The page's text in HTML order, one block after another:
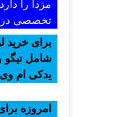
مزدا را
تخصصی در
برای خرید
شامل تیگو
یدکی ام
امروزه